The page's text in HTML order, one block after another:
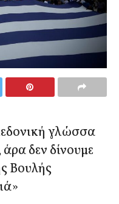
γλώσσα
δεν δίνουμε
Βουλής